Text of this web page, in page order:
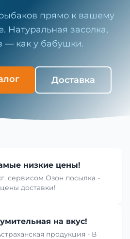
прямо к вашему
Натуральная засолка,
— как у бабушки.
Доставка
низкие цены!
сервисом Озон посылка -
доставки!
на вкус!
продукция - В